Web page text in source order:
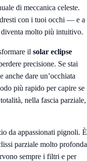
di meccanica celeste.
con i tuoi occhi — e a
molto più intuitivo.
il solar eclipse
precisione. Se stai
anche dare un’occhiata
più rapido per capire se
nella fascia parziale,
da appassionati pignoli. È
parziale molto profonda
sempre i filtri e per